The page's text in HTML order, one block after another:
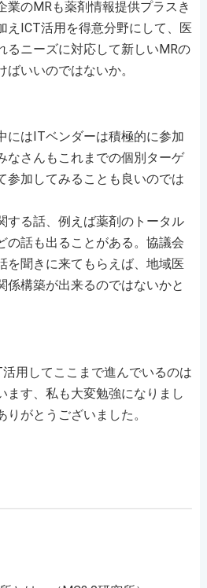
業のMRも薬剤情報提供プラスき
えICT活用を得意分野にして、医
るニーズに対応して新しいMRの
いいのではないか。
にはITベンダーは積極的に参加
なさんもこれまでの個別ターゲ
参加してみることも良いのでは
する話、例えば薬剤のトータル
の話も出ることがある。協議会
を聞きに来てもらえば、地域医
係構築が出来るのではないかと
用してここまで進んでいるのは
ます、私も大変勉強になりまし
がとうございました。